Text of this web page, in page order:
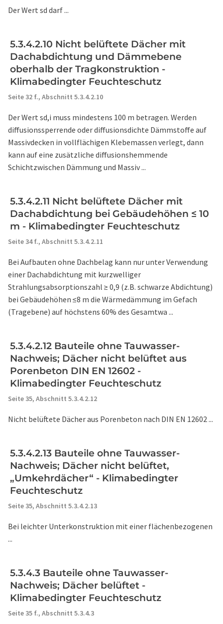
Der Wert sd darf ...
5.3.4.2.10 Nicht belüftete Dächer mit
Dachabdichtung und Dämmebene
oberhalb der Tragkonstruktion -
Klimabedingter Feuchteschutz
Seite 32 f., Abschnitt 5.3.4.2.10
Der Wert sd,i muss mindestens 100 m betragen. Werden
diffusionssperrende oder diffusionsdichte Dämmstoffe auf
Massivdecken in vollflächigen Klebemassen verlegt, dann
kann auf eine zusätzliche diffusionshemmende
Schichtzwischen Dämmung und Massiv ...
5.3.4.2.11 Nicht belüftete Dächer mit
Dachabdichtung bei Gebäudehöhen ≤ 10
m - Klimabedingter Feuchteschutz
Seite 34 f., Abschnitt 5.3.4.2.11
Bei Aufbauten ohne Dachbelag kann nur unter Verwendung
einer Dachabdichtung mit kurzwelliger
Strahlungsabsorptionszahl ≥ 0,9 (z.B. schwarze Abdichtung)
bei Gebäudehöhen ≤8 m die Wärmedämmung im Gefach
(Tragebene) auf höchstens 60% des Gesamtwa ...
5.3.4.2.12 Bauteile ohne Tauwasser-
Nachweis; Dächer nicht belüftet aus
Porenbeton DIN EN 12602 -
Klimabedingter Feuchteschutz
Seite 35, Abschnitt 5.3.4.2.12
Nicht belüftete Dächer aus Porenbeton nach DIN EN 12602 ...
5.3.4.2.13 Bauteile ohne Tauwasser-
Nachweis; Dächer nicht belüftet,
„Umkehrdächer“ - Klimabedingter
Feuchteschutz
Seite 35, Abschnitt 5.3.4.2.13
Bei leichter Unterkonstruktion mit einer flächenbezogenen
...
5.3.4.3 Bauteile ohne Tauwasser-
Nachweis; Dächer belüftet -
Klimabedingter Feuchteschutz
Seite 35 f., Abschnitt 5.3.4.3